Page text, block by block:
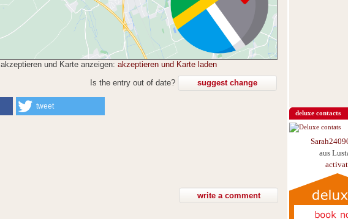
akzeptieren und Karte anzeigen: akzeptieren und Karte laden
Is the entry out of date?
suggest change
tweet
deluxe contacts
aus